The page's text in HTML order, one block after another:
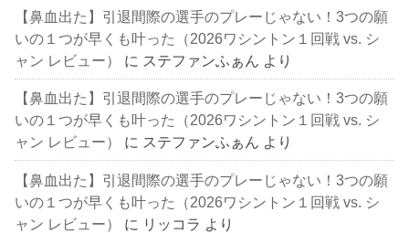
【鼻血出た】引退間際の選手のプレーじゃない！3つの願
いの１つが早くも叶った（2026ワシントン１回戦 vs. シ
ャン レビュー）
に ステファンふぁん より
【鼻血出た】引退間際の選手のプレーじゃない！3つの願
いの１つが早くも叶った（2026ワシントン１回戦 vs. シ
ャン レビュー）
に ステファンふぁん より
【鼻血出た】引退間際の選手のプレーじゃない！3つの願
いの１つが早くも叶った（2026ワシントン１回戦 vs. シ
ャン レビュー）
に リッコラ より